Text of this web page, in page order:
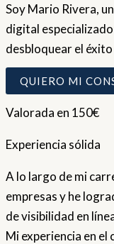
Soy Mario Rivera,
digital
desbloquear el
QUIERO MI
Valorada en 150€
Experiencia sólida
A lo largo de mi
empresas y he
de visibilidad en
Mi experiencia en